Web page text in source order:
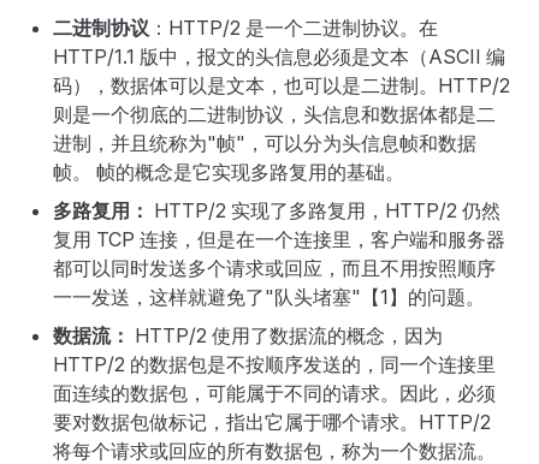
二进制协议 ：HTTP/2 是一个二进制协议。在
HTTP/1.1 版中，报文的头信息必须是文本（ASCII 编
码），数据体可以是文本，也可以是二进制。HTTP/2
则是一个彻底的二进制协议，头信息和数据体都是二
进制，并且统称为"帧"，可以分为头信息帧和数据
帧。 帧的概念是它实现多路复用的基础。
多路复用： HTTP/2 实现了多路复用，HTTP/2 仍然
复用 TCP 连接，但是在一个连接里，客户端和服务器
都可以同时发送多个请求或回应，而且不用按照顺序
一一发送，这样就避免了"队头堵塞"【1】的问题。
数据流： HTTP/2 使用了数据流的概念，因为
HTTP/2 的数据包是不按顺序发送的，同一个连接里
面连续的数据包，可能属于不同的请求。因此，必须
要对数据包做标记，指出它属于哪个请求。HTTP/2
将每个请求或回应的所有数据包，称为一个数据流。